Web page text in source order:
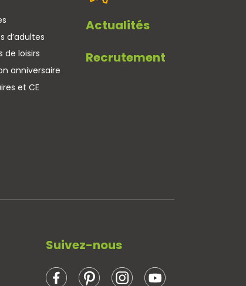
d’adultes
de loisirs
anniversaire
et CE
Actualités
Recrutement
Suivez-nous